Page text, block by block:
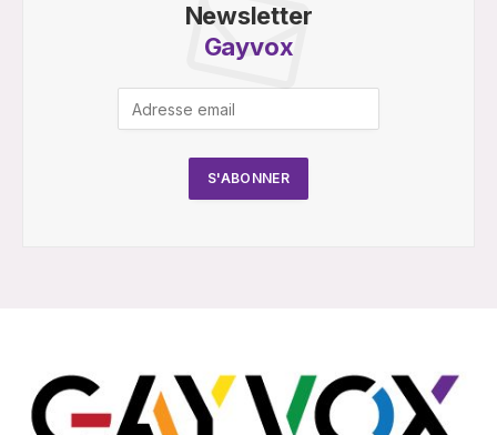
Newsletter
Gayvox